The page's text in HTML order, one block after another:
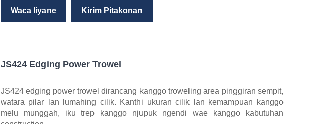
Waca liyane Kirim Pitakonan
JS424 Edging Power Trowel
JS424 edging power trowel dirancang kanggo troweling area pinggiran sempit,
watara pilar lan lumahing cilik. Kanthi ukuran cilik lan kemampuan kanggo
melu munggah, iku trep kanggo njupuk ngendi wae kanggo kabutuhan